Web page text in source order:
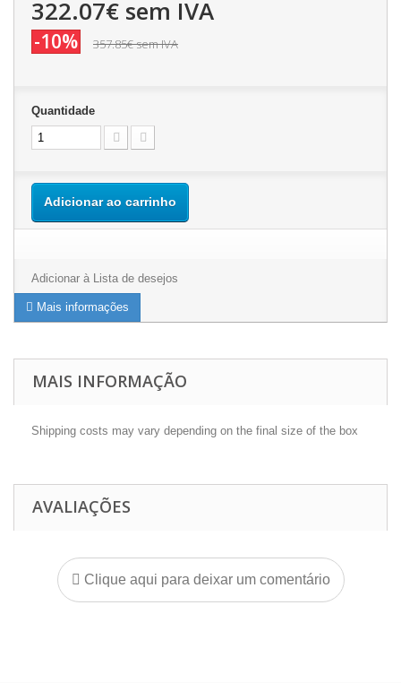
322.07€ sem IVA
-10% 357.85€sem IVA
Quantidade
Adicionar ao carrinho
Adicionar à Lista de desejos
Mais informações
MAIS INFORMAÇÃO
Shipping costs may vary depending on the final size of the box
AVALIAÇÕES
Clique aqui para deixar um comentário